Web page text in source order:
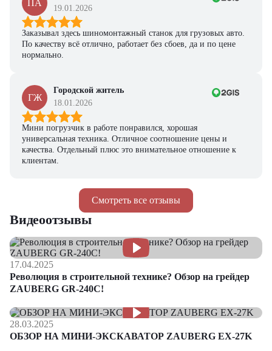
Смотреть все отзывы
ПА
19.01.2026
Заказывал здесь шиномонтажный станок для грузовых авто.
По качеству всё отлично, работает без сбоев, да и по цене
нормально.
ГЖ
Городской житель
18.01.2026
Мини погрузчик в работе понравился, хорошая
универсальная техника. Отличное соотношение цены и
качества. Отдельный плюс это внимательное отношение к
клиентам.
Видеоотзывы
17.04.2025
Революция в строительной технике? Обзор на грейдер
ZAUBERG GR-240C!
28.03.2025
ОБЗОР НА МИНИ-ЭКСКАВАТОР ZAUBERG EX-27K